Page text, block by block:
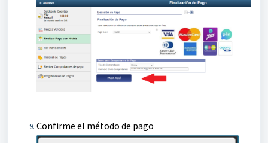
Confirme el método de pago